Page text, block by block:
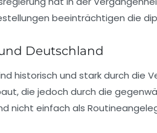
beeinträchtigen die
Deutschland
historisch und stark durch die
die jedoch durch die
nicht einfach als